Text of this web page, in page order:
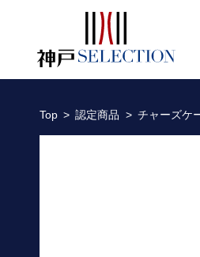
チャーズケーキ
Top 認定商品 チャーズケ